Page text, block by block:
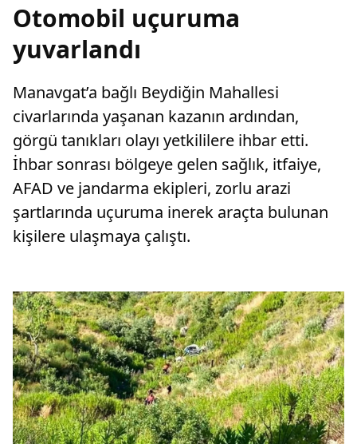
Otomobil uçuruma
yuvarlandı
Manavgat’a bağlı Beydiğin Mahallesi
civarlarında yaşanan kazanın ardından,
görgü tanıkları olayı yetkililere ihbar etti.
İhbar sonrası bölgeye gelen sağlık, itfaiye,
AFAD ve jandarma ekipleri, zorlu arazi
şartlarında uçuruma inerek araçta bulunan
kişilere ulaşmaya çalıştı.